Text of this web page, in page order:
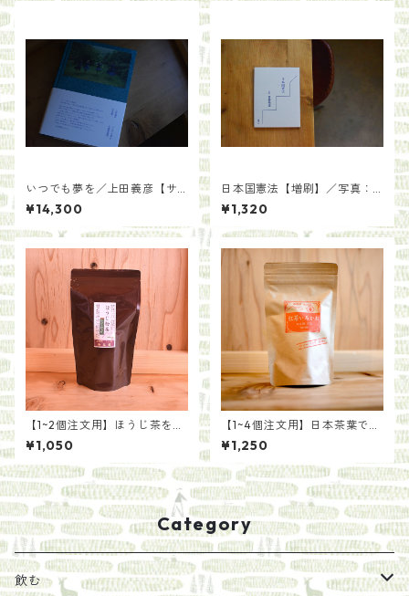
いつでも夢を／上田義彦【サ
イン入り】
¥14,300
日本国憲法【増刷】／写真：
齋藤陽道
¥1,320
【1~2個注文用】ほうじ茶を手
軽に ほうじ粉茶ティーバッ
グ（5g×20袋）
¥1,050
【1~4個注文用】日本茶葉で作
る いろかわ紅茶（ティーバ
ッグ）
¥1,250
Category
飲む